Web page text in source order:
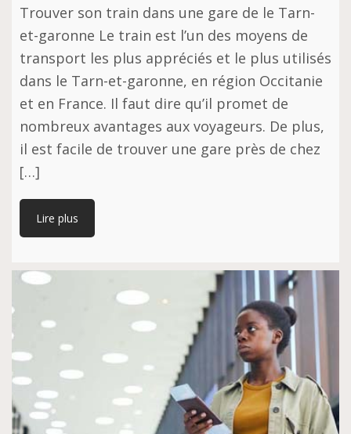
Trouver son train dans une gare de le Tarn-
et-garonne Le train est l’un des moyens de
transport les plus appréciés et le plus utilisés
dans le Tarn-et-garonne, en région Occitanie
et en France. Il faut dire qu’il promet de
nombreux avantages aux voyageurs. De plus,
il est facile de trouver une gare près de chez
[…]
Lire plus